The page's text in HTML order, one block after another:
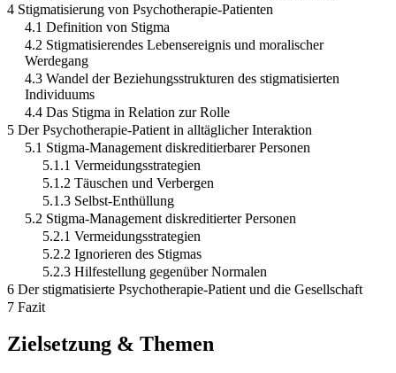
4 Stigmatisierung von Psychotherapie-Patienten
4.1 Definition von Stigma
4.2 Stigmatisierendes Lebensereignis und moralischer
Werdegang
4.3 Wandel der Beziehungsstrukturen des stigmatisierten
Individuums
4.4 Das Stigma in Relation zur Rolle
5 Der Psychotherapie-Patient in alltäglicher Interaktion
5.1 Stigma-Management diskreditierbarer Personen
5.1.1 Vermeidungsstrategien
5.1.2 Täuschen und Verbergen
5.1.3 Selbst-Enthüllung
5.2 Stigma-Management diskreditierter Personen
5.2.1 Vermeidungsstrategien
5.2.2 Ignorieren des Stigmas
5.2.3 Hilfestellung gegenüber Normalen
6 Der stigmatisierte Psychotherapie-Patient und die Gesellschaft
7 Fazit
Zielsetzung & Themen